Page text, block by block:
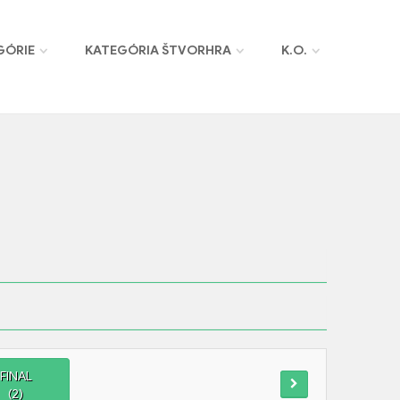
KATEGÓRIA ŠTVORHRA K.O.
FINAL
(2)